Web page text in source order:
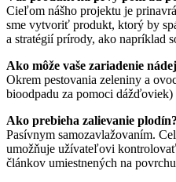
Cieľom nášho projektu je
sme vytvoriť produkt, ktorý by
a stratégií prírody, ako napríklad
Ako môže vaše zariadenie
Okrem pestovania zeleniny a
bioodpadu za pomoci
Ako prebieha zalievanie plodín?
Pasívnym samozavlažovaním.
umožňuje užívateľovi
článkov umiestnených na